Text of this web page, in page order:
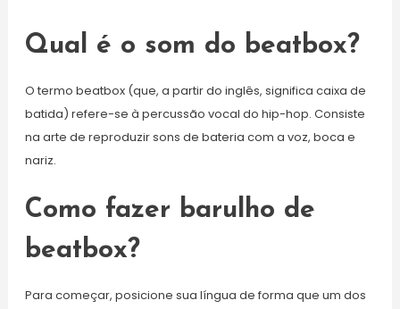
Qual é o som do beatbox?
O termo beatbox (que, a partir do inglês, significa caixa de
batida) refere-se à percussão vocal do hip-hop. Consiste
na arte de reproduzir sons de bateria com a voz, boca e
nariz.
Como fazer barulho de
beatbox?
Para começar, posicione sua língua de forma que um dos